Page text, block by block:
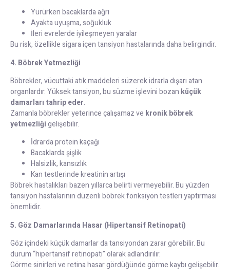
Yürürken bacaklarda ağrı
Ayakta uyuşma, soğukluk
İleri evrelerde iyileşmeyen yaralar
Bu risk, özellikle sigara içen tansiyon hastalarında daha belirgindir.
4. Böbrek Yetmezliği
Böbrekler, vücuttaki atık maddeleri süzerek idrarla dışarı atan
organlardır. Yüksek tansiyon, bu süzme işlevini bozan küçük
damarları tahrip eder.
Zamanla böbrekler yeterince çalışamaz ve kronik böbrek
yetmezliğigelişebilir.
İdrarda protein kaçağı
Bacaklarda şişlik
Halsizlik, kansızlık
Kan testlerinde kreatinin artışı
Böbrek hastalıkları bazen yıllarca belirti vermeyebilir. Bu yüzden
tansiyon hastalarının düzenli böbrek fonksiyon testleri yaptırması
önemlidir.
5. Göz Damarlarında Hasar (Hipertansif Retinopati)
Göz içindeki küçük damarlar da tansiyondan zarar görebilir. Bu
durum “hipertansif retinopati” olarak adlandırılır.
Görme sinirleri ve retina hasar gördüğünde görme kaybı gelişebilir.